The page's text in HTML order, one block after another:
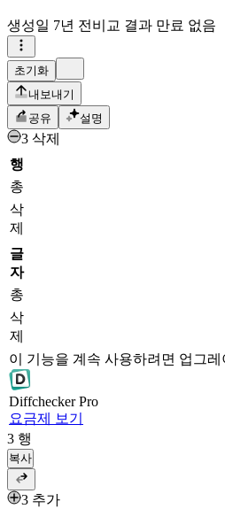
생성일 7년 전 비교 결과 만료 없음
초기화
내보내기
공유
설명
3 삭제
행
총
삭
제
글
자
총
삭
제
이 기능을 계속 사용하려면 업그레
DiffcheckerPro
요금제 보기
3 행
복사
3 추가